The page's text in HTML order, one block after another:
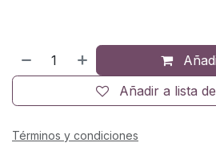
Añadir a lista
Términos y condiciones